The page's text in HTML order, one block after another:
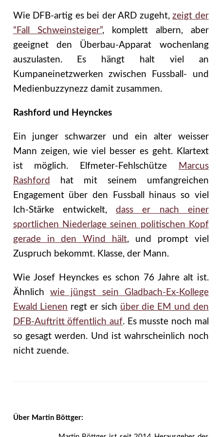
Wie DFB-artig es bei der ARD zugeht,zeigt der
“Fall Schweinsteiger”, komplett albern, aber
geeignet den Überbau-Apparat wochenlang
auszulasten. Es hängt halt viel an
Kumpaneinetzwerken zwischen Fussball- und
Medienbuzzynezz damit zusammen.
Rashford und Heynckes
Ein junger schwarzer und ein alter weisser
Mann zeigen, wie viel besser es geht. Klartext
ist möglich. Elfmeter-Fehlschütze
Marcus
Rashford
hat mit seinem umfangreichen
Engagement über den Fussball hinaus so viel
Ich-Stärke entwickelt,dass er nach einer
sportlichen Niederlage seinen politischen Kopf
gerade in den Wind hält, und prompt viel
Zuspruch bekommt. Klasse, der Mann.
Wie Josef Heynckes es schon 76 Jahre alt ist.
Ähnlich wie jüngst sein Gladbach-Ex-Kollege
Ewald Lienen regt er sich über die EM und den
DFB-Auftritt öffentlich auf. Es musste noch mal
so gesagt werden. Und ist wahrscheinlich noch
nicht zuende.
Über Martin Böttger: